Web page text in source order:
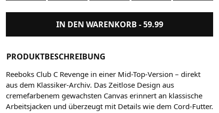
IN DEN WARENKORB -59.99
PRODUKTBESCHREIBUNG
Reeboks Club C Revenge in einer Mid-Top-Version – direkt
aus dem Klassiker-Archiv. Das Zeitlose Design aus
cremefarbenem gewachsten Canvas erinnert an klassische
Arbeitsjacken und überzeugt mit Details wie dem Cord-Futter.